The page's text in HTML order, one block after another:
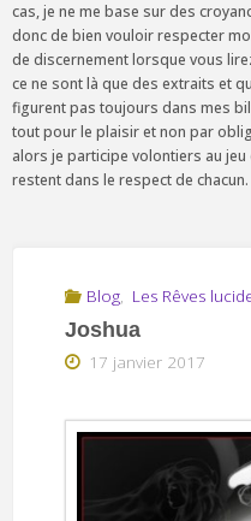
cas, je ne me base sur des
donc de bien vouloir respecter
de discernement lorsque vous
ce ne sont là que des extraits et
figurent pas toujours dans mes
tout pour le plaisir et non par
alors je participe volontiers au
restent dans le respect de chacun.
Blog, Les Rêves
Joshua
17 janvier 2017